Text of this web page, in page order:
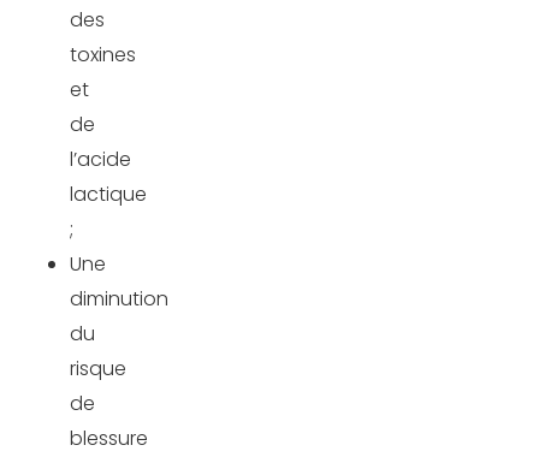
des
toxines
et
de
l’acide
lactique
;
Une
diminution
du
risque
de
blessure